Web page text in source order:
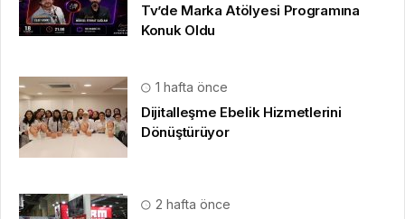
Tv’de Marka Atölyesi Programına
Konuk Oldu
1 hafta önce
Dijitalleşme Ebelik Hizmetlerini
Dönüştürüyor
2 hafta önce